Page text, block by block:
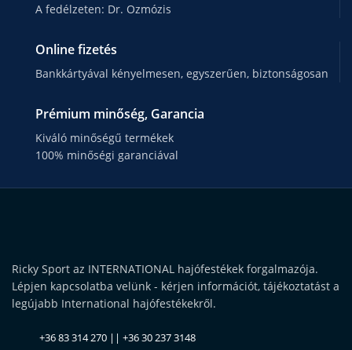
A fedélzeten: Dr. Ozmózis
Online fizetés
Bankkártyával kényelmesen, egyszerűen, biztonságosan
Prémium minőség, Garancia
Kiváló minőségű termékek
100% minőségi garanciával
Ricky Sport az INTERNATIONAL hajófestékek forgalmazója.
Lépjen kapcsolatba velünk - kérjen információt, tájékoztatást a
legújabb International hajófestékekről.
+36 83 314 270 || +36 30 237 3148